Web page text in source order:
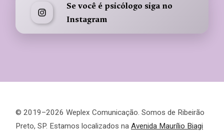
Se você é psicólogo siga no
Instagram
© 2019–2026 Weplex Comunicação. Somos de Ribeirão
Preto, SP. Estamos localizados na Avenida Maurílio Biagi